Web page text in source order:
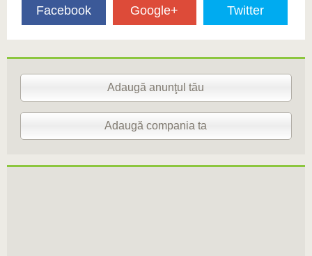
Facebook Google+ Twitter
Adaugă anunţul tău
Adaugă compania ta